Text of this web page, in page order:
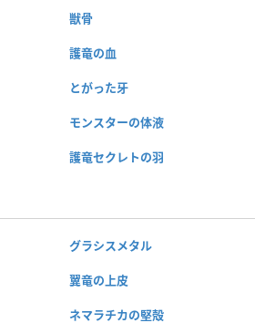
獣骨
護竜の血
とがった牙
モンスターの体液
護竜セクレトの羽
グラシスメタル
翼竜の上皮
ネマラチカの堅殻